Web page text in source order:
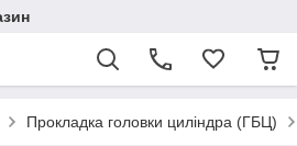
Прокладка головки циліндра (ГБЦ)